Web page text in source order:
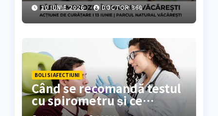
în Parcul Natural
Văcărești
10 IUNIE 2026 DOCTOR 360
BOLI SI AFECTIUNI
Când se recomandă testul
cu spirometru și ce
rezultate oferă?